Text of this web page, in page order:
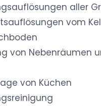
aller
vom
von Nebenräumen
von Küchen